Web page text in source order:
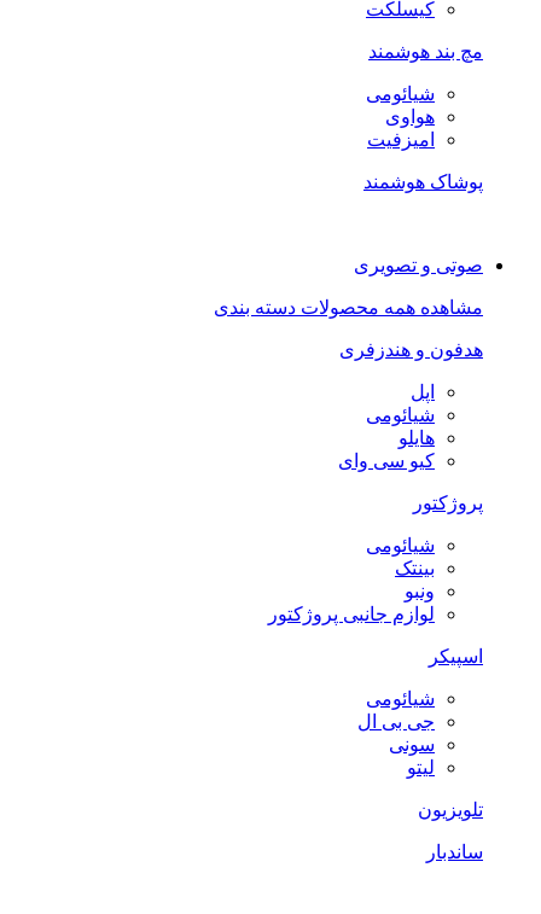
کیسلکت
مچ بند هوشمند
شیائومی
هواوی
امیزفیت
پوشاک هوشمند
صوتی و تصویری
مشاهده همه محصولات دسته بندی
هدفون و هندزفری
اپل
شیائومی
هایلو
کیو سی وای
پروژکتور
شیائومی
بینتک
ونبو
لوازم جانبی پروژکتور
اسپیکر
شیائومی
جی بی ال
سونی
لیتو
تلویزیون
ساندبار